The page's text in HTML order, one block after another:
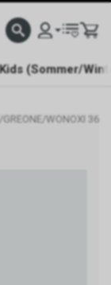
Kids (Sommer/
GREONE/WONOXI 36